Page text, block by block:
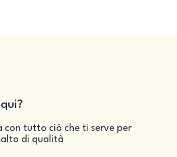
tutto ciò che ti serve per
di qualità